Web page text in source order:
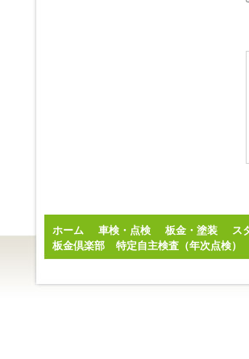
ホーム 車検・点検 板金・塗装 ス
板金倶楽部
特定自主検査（年次点検）